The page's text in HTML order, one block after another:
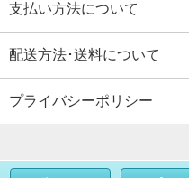
支払い方法について
配送方法･送料について
プライバシーポリシー